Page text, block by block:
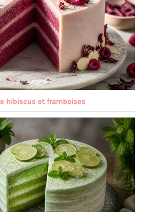
hibiscus et framboises